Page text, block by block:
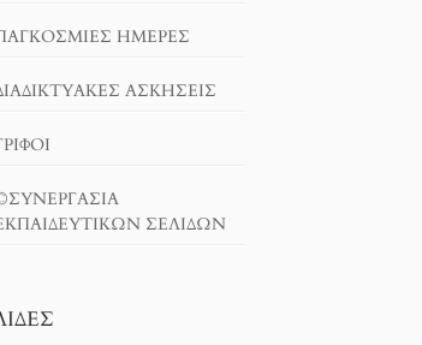
ΗΜΕΡΕΣ
ΑΣΚΉΣΕΙΣ
ΣΕΛΙΔΩΝ